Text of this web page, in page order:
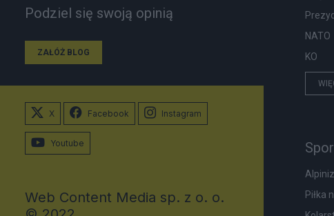
Podziel się swoją opinią
ZAŁÓŻ BLOG
NATO
KO
Piłka
X Facebook Instagram
Youtube
Web Content Media sp. z o. o.